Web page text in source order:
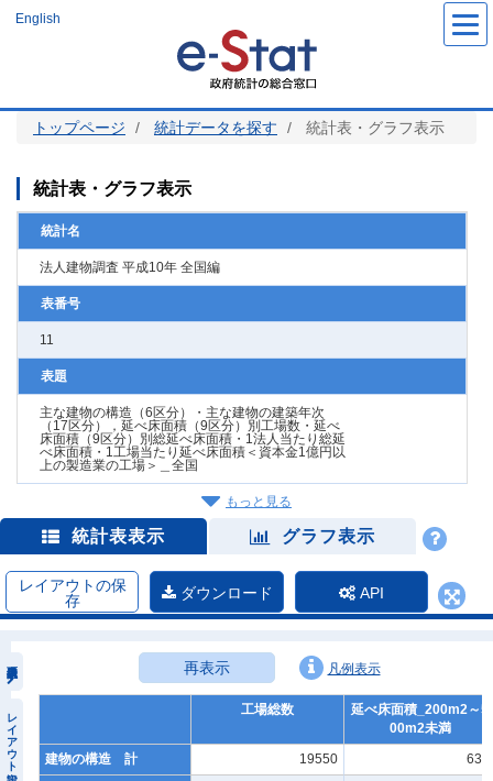
ツ
English
トップページ 統計データを探す 統計表・グラフ表示
統計表・グラフ表示
統計名
法人建物調査 平成10年 全国編
表番号
11
表題
主な建物の構造（6区分）・主な建物の建築年次
（17区分），延べ床面積（9区分）別工場数・延べ
床面積（9区分）別総延べ床面積・1法人当たり総延
べ床面積・1工場当たり延べ床面積＜資本金1億円以
上の製造業の工場＞＿全国
もっと見る
統計表表示 グラフ表示
レイアウトの保
存
ダウンロード API
レイアウト設定
再表示 凡例表示
工場総数
延べ床面積_200m2～5
00m2未満
建物の構造 計
19550
630